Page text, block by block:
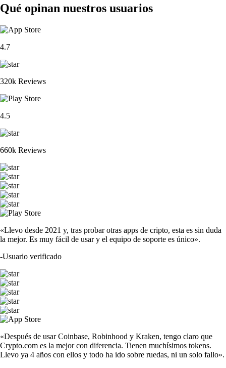
Qué opinan nuestros usuarios
4.7
320k Reviews
4.5
660k Reviews
«Llevo desde 2021 y, tras probar otras apps de cripto, esta es sin duda
la mejor. Es muy fácil de usar y el equipo de soporte es único».
-Usuario verificado
«Después de usar Coinbase, Robinhood y Kraken, tengo claro que
Crypto.com es la mejor con diferencia. Tienen muchísimos tokens.
Llevo ya 4 años con ellos y todo ha ido sobre ruedas, ni un solo fallo».